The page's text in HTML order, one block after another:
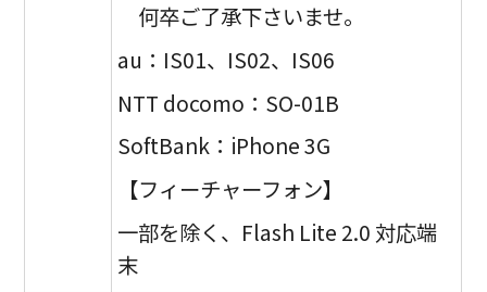
何卒ご了承下さいませ。
au：IS01、IS02、IS06
NTT docomo：SO-01B
SoftBank：iPhone 3G
【フィーチャーフォン】
一部を除く、Flash Lite 2.0 対応端
末